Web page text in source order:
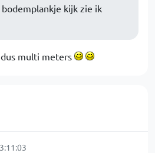
kijk zie ik
multi meters